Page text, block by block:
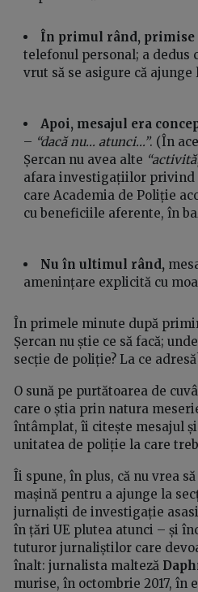
În primul rând, primise
telefonul personal; a dedus
vrut să se asigure că ajunge
Apoi, mesajul era
– “dacă nu... atunci...”. (În
Șercan nu avea alte
afara investigațiilor privind
care Academia de Poliție
cu beneficiile aferente, în
Nu în ultimul rând,
amenințare explicită cu
În primele minute după
Șercan nu știe ce să facă;
secție de poliție? La ce
O sună pe purtătoarea de
care o știa prin natura
întâmplat, îi citește mesajul
unitatea de poliție la care
Îi spune, în plus, că nu vrea
mașină pentru a ajunge la
jurnaliști de investigație
în țări UE plutea atunci – și
tuturor jurnaliștilor care
înalt: jurnalista malteză
murise, în octombrie 2017, în